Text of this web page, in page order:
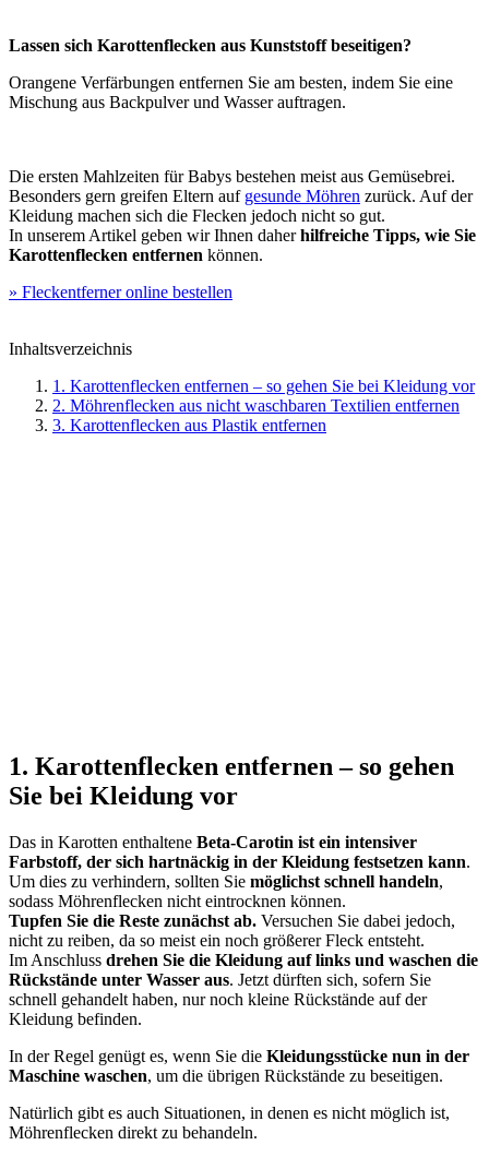
Lassen sich Karottenflecken aus Kunststoff beseitigen?
Orangene Verfärbungen entfernen Sie am besten, indem Sie eine
Mischung aus Backpulver und Wasser auftragen.
Die ersten Mahlzeiten für Babys bestehen meist aus Gemüsebrei.
Besonders gern greifen Eltern auf gesunde Möhren zurück. Auf der
Kleidung machen sich die Flecken jedoch nicht so gut.
In unserem Artikel geben wir Ihnen daherhilfreiche Tipps, wie Sie
Karottenflecken entfernen können.
» Fleckentferner online bestellen
Inhaltsverzeichnis
1. Karottenflecken entfernen – so gehen Sie bei Kleidung vor
2. Möhrenflecken aus nicht waschbaren Textilien entfernen
3. Karottenflecken aus Plastik entfernen
1. Karottenflecken entfernen – so gehen
Sie bei Kleidung vor
Das in Karotten enthaltene Beta-Carotin ist ein intensiver
Farbstoff, der sich hartnäckig in der Kleidung festsetzen kann.
Um dies zu verhindern, sollten Sie möglichst schnell handeln,
sodass Möhrenflecken nicht eintrocknen können.
Tupfen Sie die Reste zunächst ab. Versuchen Sie dabei jedoch,
nicht zu reiben, da so meist ein noch größerer Fleck entsteht.
Im Anschluss drehen Sie die Kleidung auf links und waschen die
Rückstände unter Wasser aus. Jetzt dürften sich, sofern Sie
schnell gehandelt haben, nur noch kleine Rückstände auf der
Kleidung befinden.
In der Regel genügt es, wenn Sie die Kleidungsstücke nun in der
Maschine waschen, um die übrigen Rückstände zu beseitigen.
Natürlich gibt es auch Situationen, in denen es nicht möglich ist,
Möhrenflecken direkt zu behandeln.